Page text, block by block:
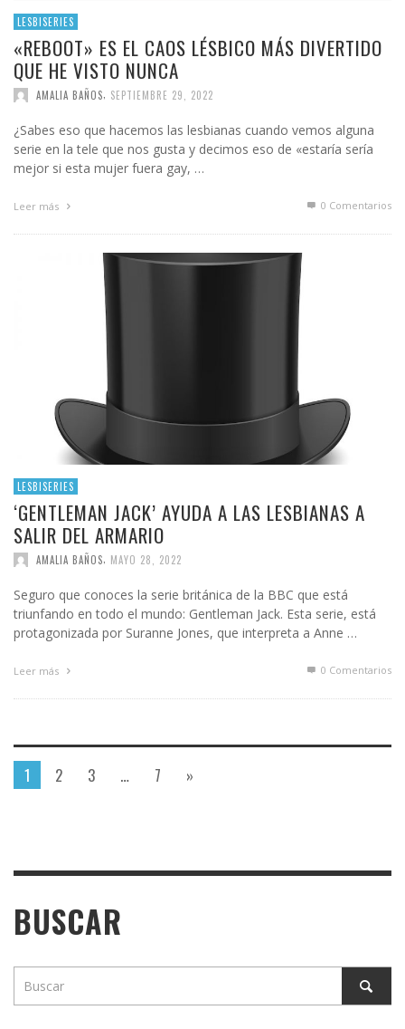
LESBISERIES
«REBOOT» ES EL CAOS LÉSBICO MÁS DIVERTIDO
QUE HE VISTO NUNCA
AMALIA BAÑOS SEPTIEMBRE 29, 2022
¿Sabes eso que hacemos las lesbianas cuando vemos alguna
serie en la tele que nos gusta y decimos eso de «estaría sería
mejor si esta mujer fuera gay, …
Leer más 0 Comentarios
LESBISERIES
‘GENTLEMAN JACK’ AYUDA A LAS LESBIANAS A
SALIR DEL ARMARIO
AMALIA BAÑOS MAYO 28, 2022
Seguro que conoces la serie británica de la BBC que está
triunfando en todo el mundo: Gentleman Jack. Esta serie, está
protagonizada por Suranne Jones, que interpreta a Anne …
Leer más 0 Comentarios
1 2 3 … 7 »
BUSCAR